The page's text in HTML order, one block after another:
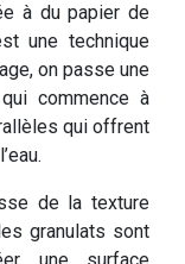
à du papier de
une technique
on passe une
commence à
qui offrent
de la texture
granulats sont